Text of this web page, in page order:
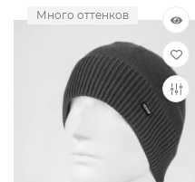
Много оттенков